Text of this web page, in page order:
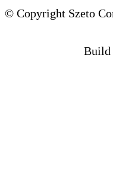
© Copyright Szeto
Build